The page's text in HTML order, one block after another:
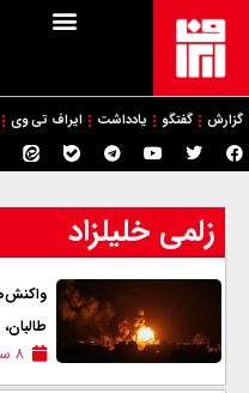
گزارش گفتگو یادداشت ایراف تی وی
زلمی خلیلزاد
۸ سرطان ۱۴۰۵